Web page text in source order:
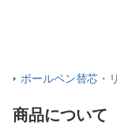
ボールペン替芯・
商品について